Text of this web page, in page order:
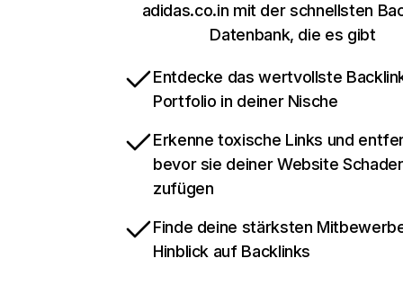
adidas.co.in mit der schnellsten
Datenbank, die es gibt
Entdecke das wertvollste
Portfolio in deiner Nische
Erkenne toxische Links und
bevor sie deiner Website
zufügen
Finde deine stärksten
Hinblick auf Backlinks